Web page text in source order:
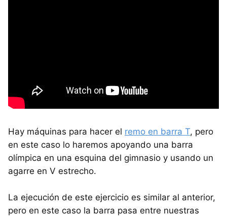
Hay máquinas para hacer el remo en barra T, pero
en este caso lo haremos apoyando una barra
olímpica en una esquina del gimnasio y usando un
agarre en V estrecho.
La ejecución de este ejercicio es similar al anterior,
pero en este caso la barra pasa entre nuestras